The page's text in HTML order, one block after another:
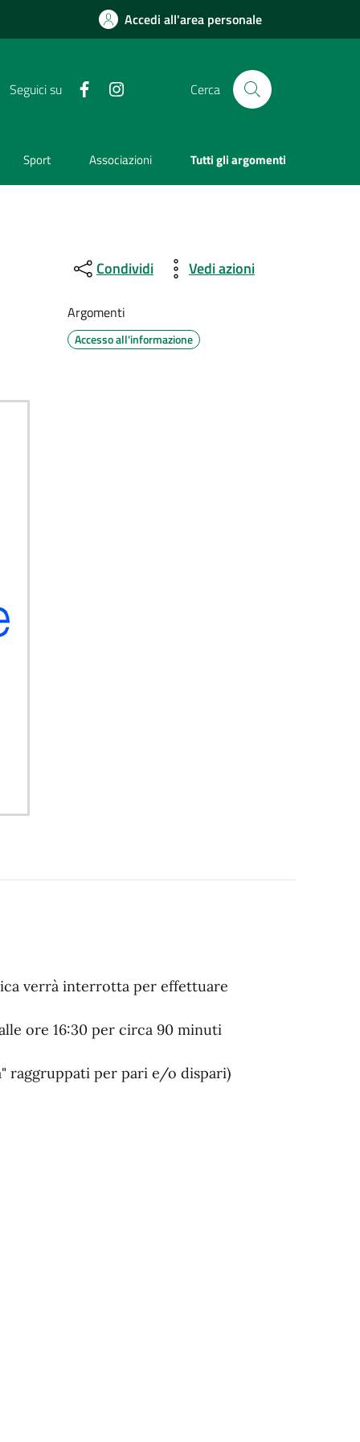
Accedi all'area personale
Seguici su Facebook Cerca
Sport Associazioni Tutti gli argomenti
Condividi Vedi azioni
Argomenti
Accesso all'informazione
verrà interrotta per effettuare
ore 16:30 per circa 90 minuti
raggruppati per pari e/o dispari)